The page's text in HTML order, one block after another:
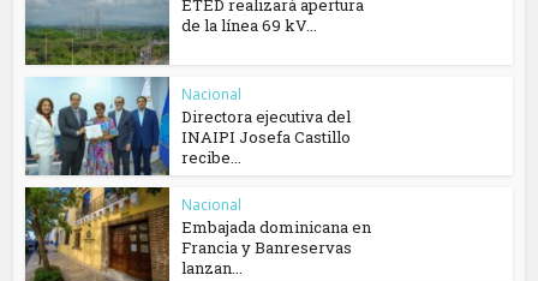
ETED realizará apertura
de la línea 69 kV...
Nacional
Directora ejecutiva del
INAIPI Josefa Castillo
recibe...
Nacional
Embajada dominicana en
Francia y Banreservas
lanzan...